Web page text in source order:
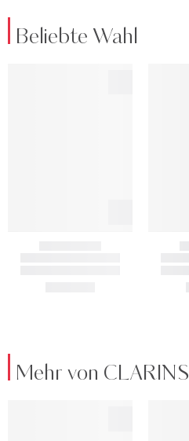
Beliebte Wahl
Mehr von CLARINS